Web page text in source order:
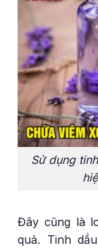
Sử dụng
Đây cũng là
quả. Tinh